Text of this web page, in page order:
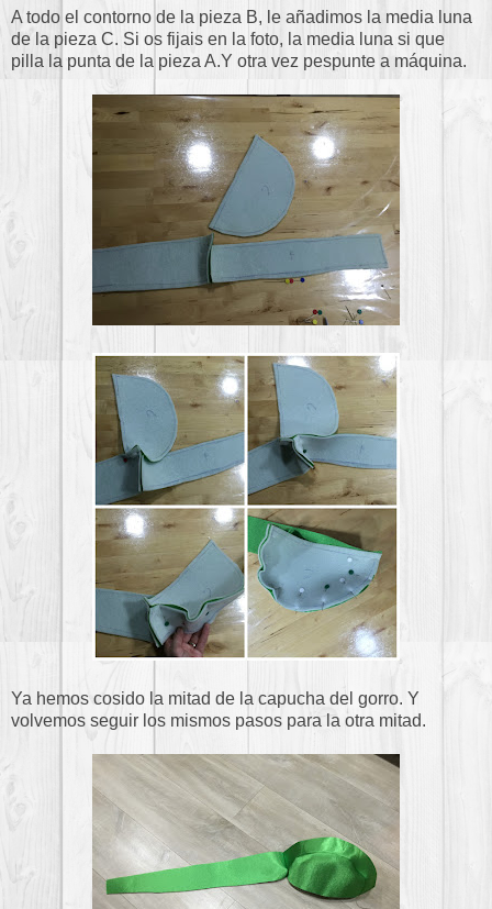
A todo el contorno de la pieza B, le añadimos la media luna
de la pieza C. Si os fijais en la foto, la media luna si que
pilla la punta de la pieza A.Y otra vez pespunte a máquina.
Ya hemos cosido la mitad de la capucha del gorro. Y
volvemos seguir los mismos pasos para la otra mitad.